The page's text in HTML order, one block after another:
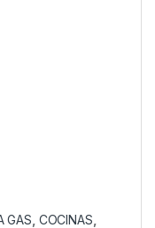
GAS COCINAS